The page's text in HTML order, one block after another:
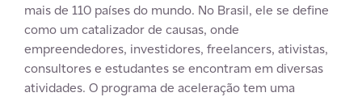
mais de 110 países do mundo. No Brasil, ele se define
como um catalizador de causas, onde
empreendedores, investidores, freelancers, ativistas,
consultores e estudantes se encontram em diversas
atividades. O programa de aceleração tem uma